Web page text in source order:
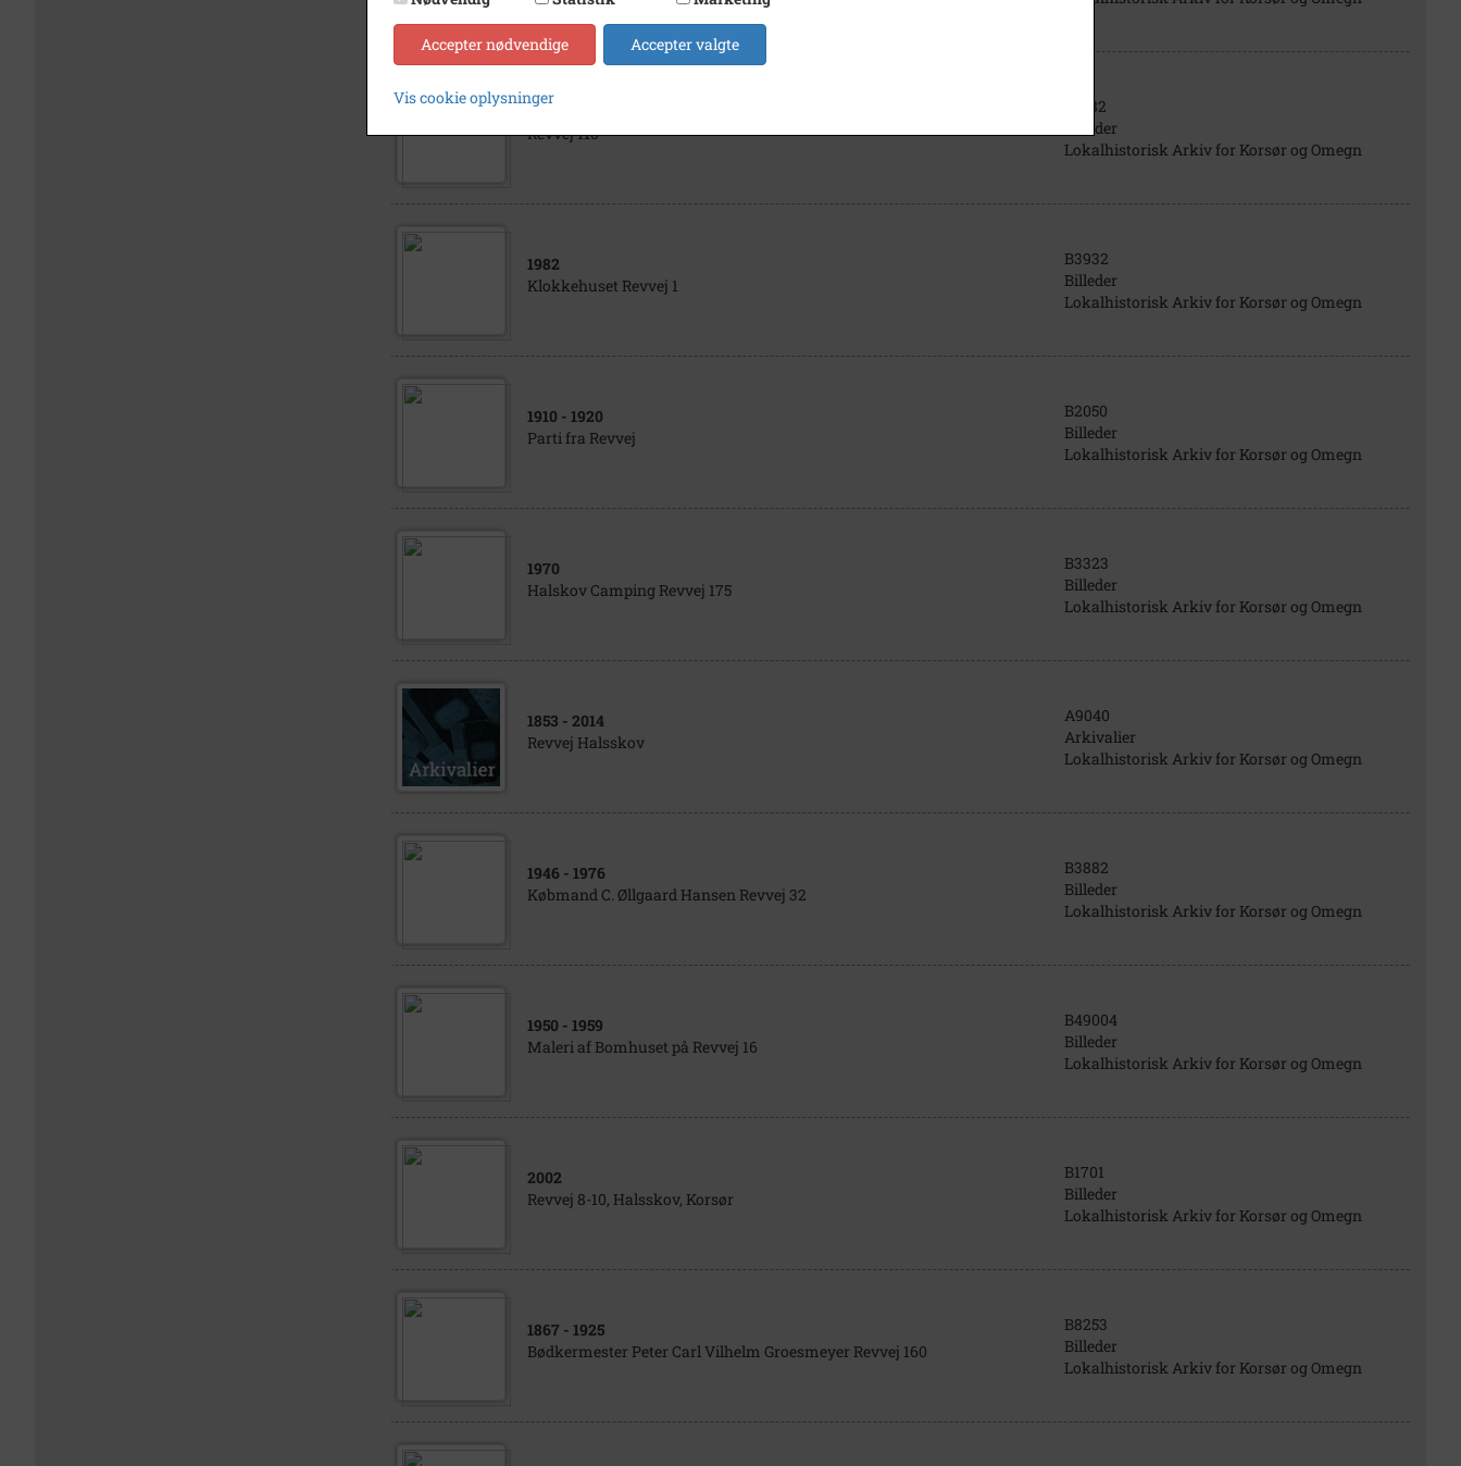
1940
Revvej 110
B1482
Billeder
Lokalhistorisk Arkiv for Korsør og Omegn
1982
Klokkehuset Revvej 1
B3932
Billeder
Lokalhistorisk Arkiv for Korsør og Omegn
1910 - 1920
Parti fra Revvej
B2050
Billeder
Lokalhistorisk Arkiv for Korsør og Omegn
1970
Halskov Camping Revvej 175
B3323
Billeder
Lokalhistorisk Arkiv for Korsør og Omegn
1853 - 2014
Revvej Halsskov
A9040
Arkivalier
Lokalhistorisk Arkiv for Korsør og Omegn
1946 - 1976
Købmand C. Øllgaard Hansen Revvej 32
B3882
Billeder
Lokalhistorisk Arkiv for Korsør og Omegn
1950 - 1959
Maleri af Bomhuset på Revvej 16
B49004
Billeder
Lokalhistorisk Arkiv for Korsør og Omegn
2002
Revvej 8-10, Halsskov, Korsør
B1701
Billeder
Lokalhistorisk Arkiv for Korsør og Omegn
1867 - 1925
Bødkermester Peter Carl Vilhelm Groesmeyer Revvej 160
B8253
Billeder
Lokalhistorisk Arkiv for Korsør og Omegn
Accepter nødvendige Accepter valgte
Vis cookie oplysninger